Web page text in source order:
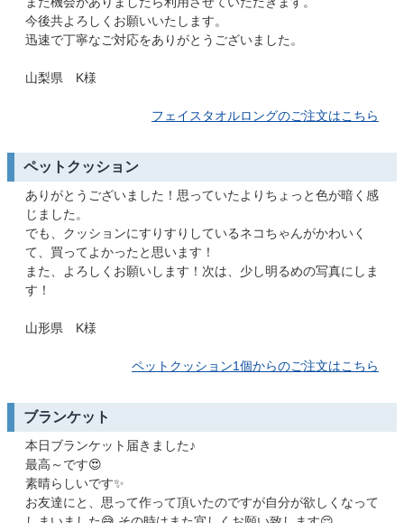
今後共よろしくお願いいたします。
迅速で丁寧なご対応をありがとうございました。
山梨県 K様
フェイスタオルロングのご注文はこちら
ペットクッション
ありがとうございました！思っていたよりちょっと色が暗く感
じました。
でも、クッションにすりすりしているネコちゃんがかわいく
て、買ってよかったと思います！
また、よろしくお願いします！次は、少し明るめの写真にしま
す！
山形県 K様
ペットクッション1個からのご注文はこちら
ブランケット
本日ブランケット届きました♪
最高～です😍
素晴らしいです✨
お友達にと、思って作って頂いたのですが自分が欲しくなって